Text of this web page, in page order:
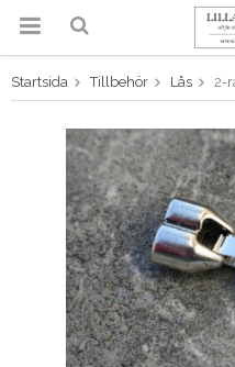
Produkten
Startsida Tillbehör Lås 2-